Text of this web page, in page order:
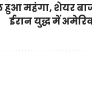
महंगा, शेयर
ईरान युद्ध में